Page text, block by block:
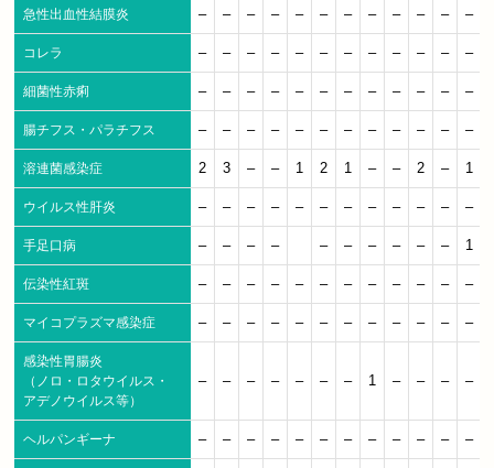
急性出血性結膜炎 – – – – – – – – – – – –
コレラ – – – – – – – – – – – –
細菌性赤痢 – – – – – – – – – – – –
腸チフス・パラチフス – – – – – – – – – – – –
溶連菌感染症 2 3 – – 1 2 1 – – 2 – 1
ウイルス性肝炎 – – – – – – – – – – – –
手足口病 – – – – – – – – – – 1
伝染性紅斑 – – – – – – – – – – – –
マイコプラズマ感染症 – – – – – – – – – – – –
感染性胃腸炎
（ノロ・ロタウイルス・
アデノウイルス等）
– – – – – – – 1 – – – –
ヘルパンギーナ – – – – – – – – – – – –